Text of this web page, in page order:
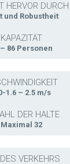
HERVOR DURCH
und Robustheit
KAPAZITÄT
– 86 Personen
1.6 – 2.5 m/s
DER HALTE
Maximal 32
VERKEHRS